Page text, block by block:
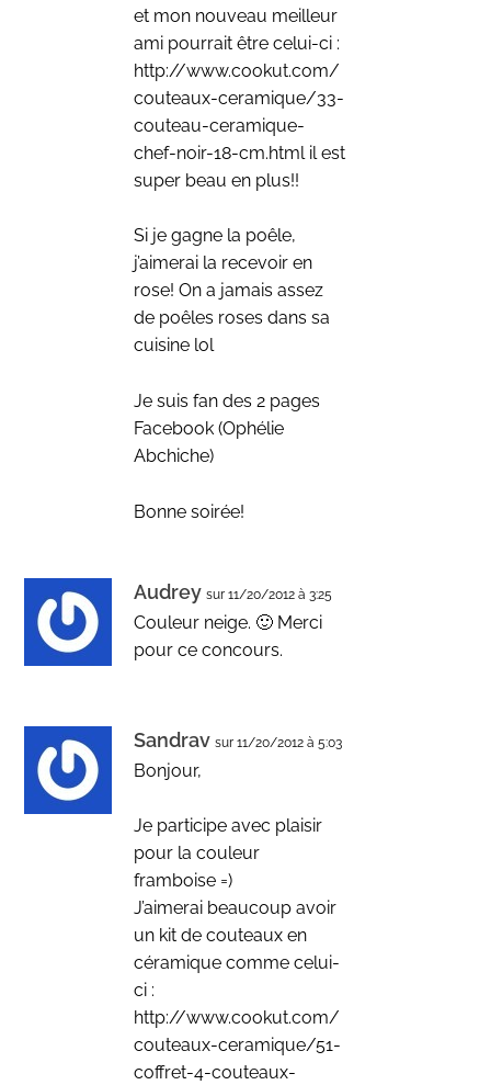
et mon nouveau meilleur
ami pourrait être celui-ci :
http://www.cookut.com/
couteaux-ceramique/33-
couteau-ceramique-
chef-noir-18-cm.html il est
super beau en plus!!
Si je gagne la poêle,
j’aimerai la recevoir en
rose! On a jamais assez
de poêles roses dans sa
cuisine lol
Je suis fan des 2 pages
Facebook (Ophélie
Abchiche)
Bonne soirée!
Audrey sur 11/20/2012 à 3:25
Couleur neige. 🙂 Merci
pour ce concours.
Sandrav sur 11/20/2012 à 5:03
Bonjour,
Je participe avec plaisir
pour la couleur
framboise =)
J’aimerai beaucoup avoir
un kit de couteaux en
céramique comme celui-
ci :
http://www.cookut.com/
couteaux-ceramique/51-
coffret-4-couteaux-